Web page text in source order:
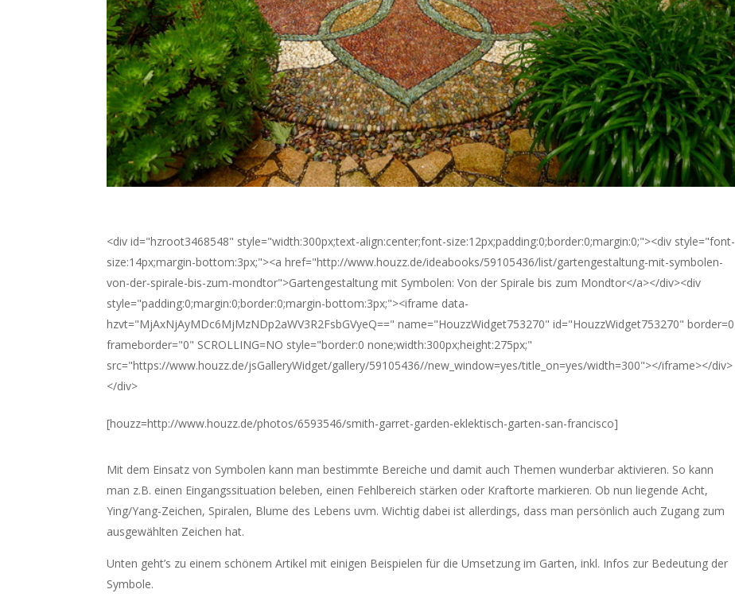
<div id="hzroot3468548" style="width:300px;text-align:center;font-size:12px;padding:0;border:0;margin:0;"><div style="font-
size:14px;margin-bottom:3px;"><a href="http://www.houzz.de/ideabooks/59105436/list/gartengestaltung-mit-symbolen-
von-der-spirale-bis-zum-mondtor">Gartengestaltung mit Symbolen: Von der Spirale bis zum Mondtor</a></div><div
style="padding:0;margin:0;border:0;margin-bottom:3px;"><iframe data-
hzvt="MjAxNjAyMDc6MjMzNDp2aWV3R2FsbGVyeQ==" name="HouzzWidget753270" id="HouzzWidget753270" border=0
frameborder="0" SCROLLING=NO style="border:0 none;width:300px;height:275px;"
src="https://www.houzz.de/jsGalleryWidget/gallery/59105436//new_window=yes/title_on=yes/width=300"></iframe></div>
</div>
[houzz=http://www.houzz.de/photos/6593546/smith-garret-garden-eklektisch-garten-san-francisco]
Mit dem Einsatz von Symbolen kann man bestimmte Bereiche und damit auch Themen wunderbar aktivieren. So kann
man z.B. einen Eingangssituation beleben, einen Fehlbereich stärken oder Kraftorte markieren. Ob nun liegende Acht,
Ying/Yang-Zeichen, Spiralen, Blume des Lebens uvm. Wichtig dabei ist allerdings, dass man persönlich auch Zugang zum
ausgewählten Zeichen hat.
Unten geht’s zu einem schönem Artikel mit einigen Beispielen für die Umsetzung im Garten, inkl. Infos zur Bedeutung der
Symbole.